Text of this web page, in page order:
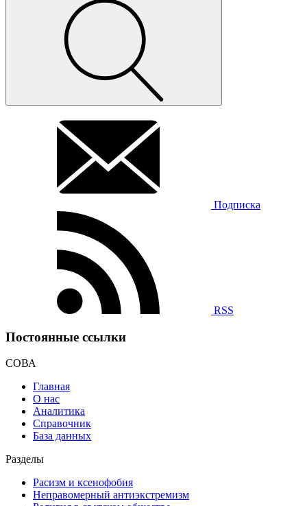
Подписка
RSS
Постоянные ссылки
СОВА
Главная
О нас
Аналитика
Справочник
База данных
Разделы
Расизм и ксенофобия
Неправомерный антиэкстремизм